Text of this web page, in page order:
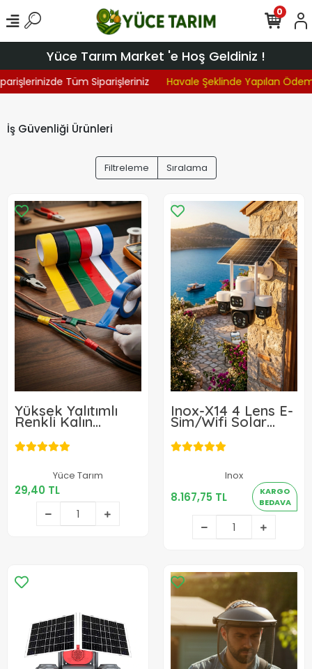
Yüce Tarım Market 'e Hoş Geldiniz !
Tüm Siparişleriniz Havale Şeklinde Yapılan
0
İş Güvenliği Ürünleri
Filtreleme Sıralama
Yüksek Yalıtımlı
Renkli Kalın
Elektrik Bandı 1
Adet
Yüce Tarım
29,40 TL
29,40 TL
Sepete Ekle
Inox-X14 4 Lens E-
Sim/Wifi Solar
Güvenlik Kamerası
Inox
8.167,75 TL
KARGO
BEDAVA
8.167,75 TL
Sepete Ekle